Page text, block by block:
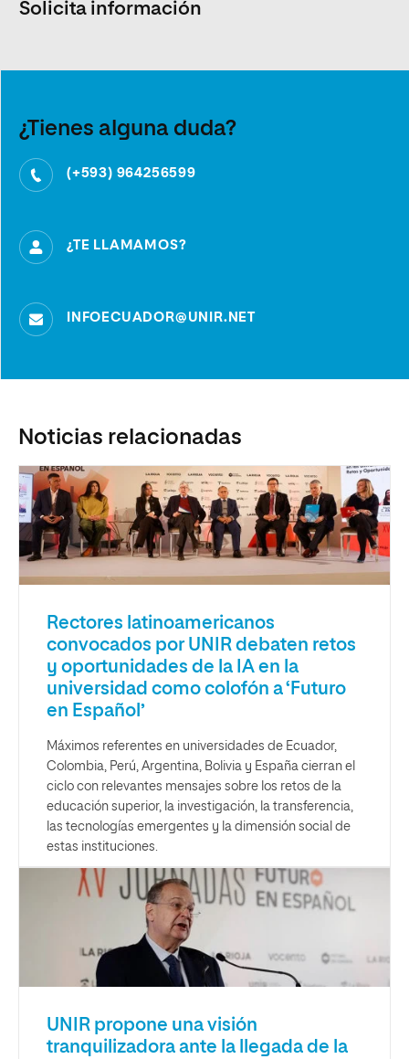
Solicita información
¿Tienes alguna duda?
(+593) 964256599
¿TE LLAMAMOS?
INFOECUADOR@UNIR.NET
Noticias relacionadas
Rectores latinoamericanos
convocados por UNIR debaten retos
y oportunidades de la IA en la
universidad como colofón a ‘Futuro
en Español’
Máximos referentes en universidades de Ecuador,
Colombia, Perú, Argentina, Bolivia y España cierran el
ciclo con relevantes mensajes sobre los retos de la
educación superior, la investigación, la transferencia,
las tecnologías emergentes y la dimensión social de
estas instituciones.
UNIR propone una visión
tranquilizadora ante la llegada de la